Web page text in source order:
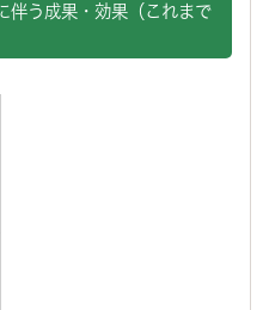
伴う成果・効果（これまで